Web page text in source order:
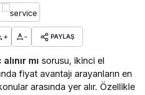
+ - PAYLAŞ
mı sorusu, ikinci el
fiyat avantajı arayanların en
arasında yer alır. Özellikle